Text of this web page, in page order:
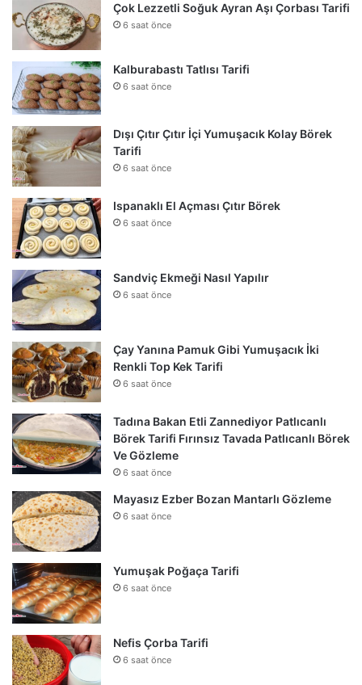
Çok Lezzetli Soğuk Ayran Aşı Çorbası Tarifi
6 saat önce
Kalburabastı Tatlısı Tarifi
6 saat önce
Dışı Çıtır Çıtır İçi Yumuşacık Kolay Börek
Tarifi
6 saat önce
Ispanaklı El Açması Çıtır Börek
6 saat önce
Sandviç Ekmeği Nasıl Yapılır
6 saat önce
Çay Yanına Pamuk Gibi Yumuşacık İki
Renkli Top Kek Tarifi
6 saat önce
Tadına Bakan Etli Zannediyor Patlıcanlı
Börek Tarifi Fırınsız Tavada Patlıcanlı Börek
Ve Gözleme
6 saat önce
Mayasız Ezber Bozan Mantarlı Gözleme
6 saat önce
Yumuşak Poğaça Tarifi
6 saat önce
Nefis Çorba Tarifi
6 saat önce